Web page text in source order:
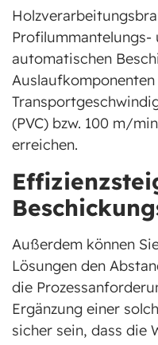
Profilummantelungs-
automatischen
Auslaufkomponenten
(PVC) bzw. 100 m/
erreichen.
Außerdem können
Lösungen den
die
Ergänzung einer
sicher sein, dass die